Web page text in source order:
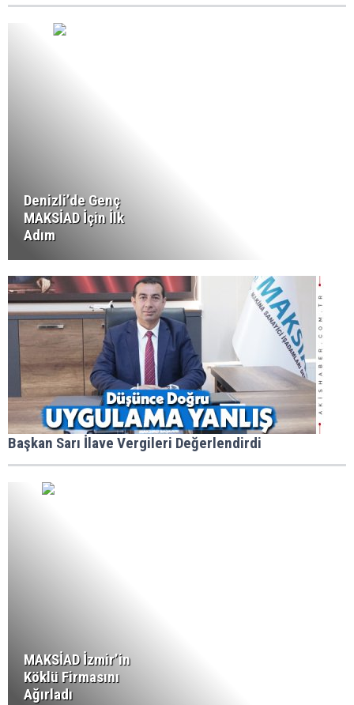
Denizli’de Genç
MAKSİAD İçin İlk
Adım
Başkan Sarı İlave Vergileri Değerlendirdi
MAKSİAD İzmir’in
Köklü Firmasını
Ağırladı